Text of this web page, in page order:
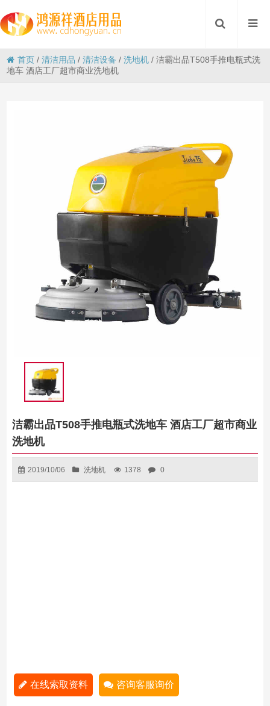
首页 /清洁用品 /清洁设备 /洗地机 /洁霸出品T508手推电瓶式洗
地车 酒店工厂超市商业洗地机
洁霸出品T508手推电瓶式洗地车 酒店工厂超市商业
洗地机
2019/10/06 洗地机 1378 0
在线索取资料 咨询客服询价